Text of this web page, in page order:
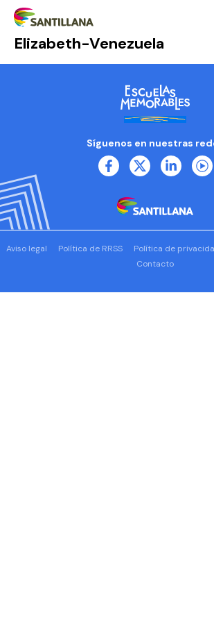
Elizabeth-Venezuela
Síguenos en nuestras
Aviso legal Política de RRSS Política de
Contacto